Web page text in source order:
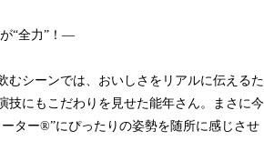
“全力”！―
シーンでは、おいしさをリアルに伝えるた
技にもこだわりを見せた能年さん。まさに今
ター®”にぴったりの姿勢を随所に感じさせ